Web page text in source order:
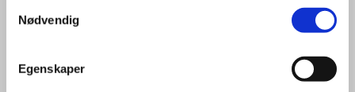
Nødvendig
Egenskaper